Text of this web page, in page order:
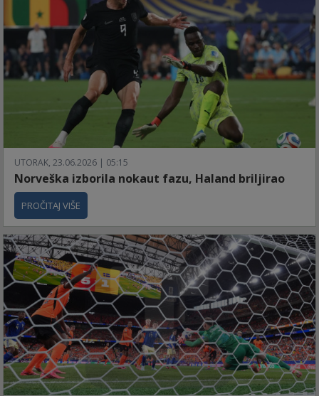
UTORAK, 23.06.2026 | 05:15
Norveška izborila nokaut fazu, Haland briljirao
PROČITAJ VIŠE